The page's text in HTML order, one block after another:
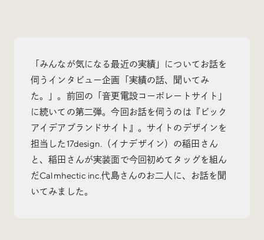
Today’s Bookmark
今日のブクマ
iDIDメディア編集部メンバーが見つけた気になるあれこ
れを、ほぼ毎日1つずつ紹介しています。
Radio
「みんなが気になる最近の実績」についてお話を
伺うインタビュー企画「実績の話、聞いてみ
た。」。前回の「音更電設コーポレートサイト」
に続いての第二弾。今回お話を伺うのは『ビック
アイデアブランドサイト』。サイトのデザインを
担当した17design.（イナデザイン）の稲田さん
と、稲田さんが実装面で今回初めてタッグを組ん
だCalmhectic inc.代島さんのお二人に、お話を聞
いてみました。